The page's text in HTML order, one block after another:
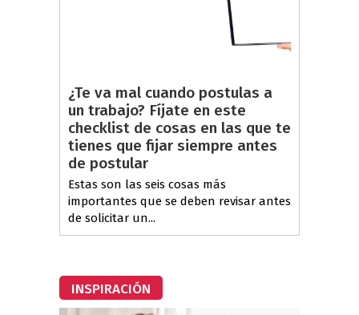
¿Te va mal cuando postulas a
un trabajo? Fíjate en este
checklist de cosas en las que te
tienes que fijar siempre antes
de postular
Estas son las seis cosas más
importantes que se deben revisar antes
de solicitar un...
INSPIRACIÓN